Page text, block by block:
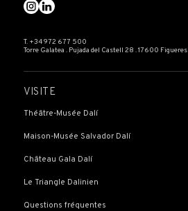
T. +34 972 677 500
Torre Galatea . Pujada del Castell 28 . 17600 Figueres
VISITE
Théâtre-Musée Dalí
Maison-Musée Salvador Dalí
Château Gala Dalí
Le Triangle Dalinien
Questions fréquentes